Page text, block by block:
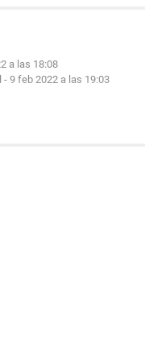
a las 18:08
- 9 feb 2022 a las 19:03